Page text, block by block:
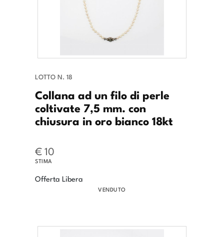
LOTTO N. 18
Collana ad un filo di perle
coltivate 7,5 mm. con
chiusura in oro bianco 18kt
€ 10
STIMA
Offerta Libera
VENDUTO